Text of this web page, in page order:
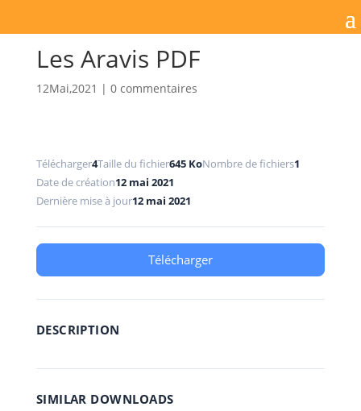
Les Aravis PDF
12Mai,2021 | 0 commentaires
Télécharger4Taille du fichier645 KoNombre de fichiers1
Date de création12 mai 2021
Dernière mise à jour12 mai 2021
Télécharger
DESCRIPTION
SIMILAR DOWNLOADS